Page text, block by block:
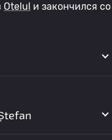
Otelul и закончился со